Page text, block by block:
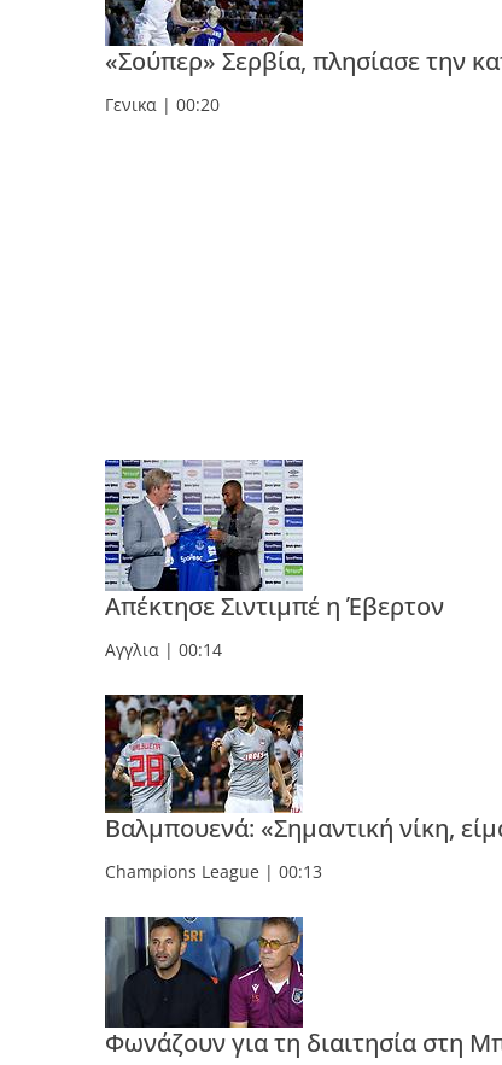
«Σούπερ» Σερβία, πλησίασε την
Γενικα | 00:20
Απέκτησε Σιντιμπέ η Έβερτον
Αγγλια | 00:14
Βαλμπουενά: «Σημαντική νίκη,
Champions League | 00:13
Φωνάζουν για τη διαιτησία στη